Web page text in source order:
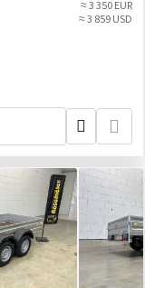
≈ 3 350 EUR
≈ 3 859 USD